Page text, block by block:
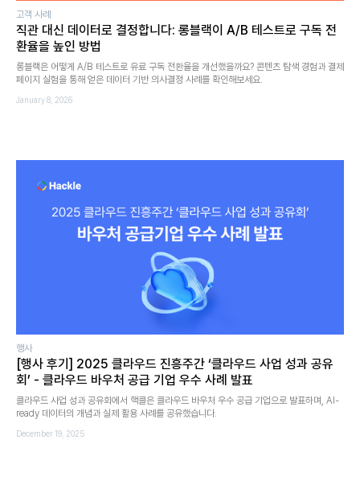
고객 사례
직관 대신 데이터로 결정합니다: 롱블랙이 A/B 테스트로 구독 전
환율을 높인 방법
롱블랙은 어떻게 A/B 테스트로 유료 구독 전환율을 개선했을까요? 콘텐츠 탐색 경험과 결제
페이지 실험을 통해 얻은 데이터 기반 의사결정 사례를 확인해보세요.
January 8, 2026
행사
[행사 후기] 2025 클라우드 진흥주간 ‘클라우드 사업 성과 공유
회’ - 클라우드 바우처 공급 기업 우수 사례 발표
클라우드 사업 성과 공유회에서 핵클은 클라우드 바우처 우수 공급 기업으로 발표하며, AI-
ready 데이터의 개념과 실제 활용 사례를 공유했습니다.
December 19, 2025